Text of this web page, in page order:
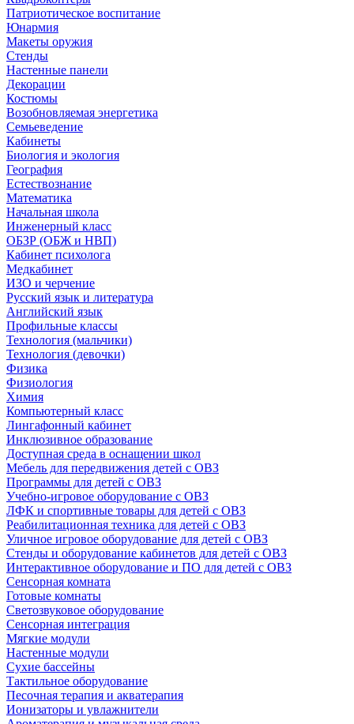
Патриотическое воспитание
Юнармия
Макеты оружия
Стенды
Настенные панели
Декорации
Костюмы
Возобновляемая энергетика
Семьеведение
Кабинеты
Биология и экология
География
Естествознание
Математика
Начальная школа
Инженерный класс
ОБЗР (ОБЖ и НВП)
Кабинет психолога
Медкабинет
ИЗО и черчение
Русский язык и литература
Английский язык
Профильные классы
Технология (мальчики)
Технология (девочки)
Физика
Физиология
Химия
Компьютерный класс
Лингафонный кабинет
Инклюзивное образование
Доступная среда в оснащении школ
Мебель для передвижения детей с ОВЗ
Программы для детей с ОВЗ
Учебно-игровое оборудование с ОВЗ
ЛФК и спортивные товары для детей с ОВЗ
Реабилитационная техника для детей с ОВЗ
Уличное игровое оборудование для детей с ОВЗ
Стенды и оборудование кабинетов для детей с ОВЗ
Интерактивное оборудование и ПО для детей с ОВЗ
Сенсорная комната
Готовые комнаты
Светозвуковое оборудование
Сенсорная интеграция
Мягкие модули
Настенные модули
Сухие бассейны
Тактильное оборудование
Песочная терапия и акватерапия
Ионизаторы и увлажнители